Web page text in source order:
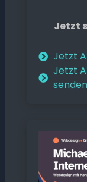
Jetzt
Jetzt
Jetzt
senden